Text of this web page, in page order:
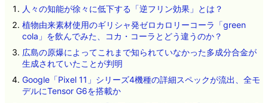
人々の知能が徐々に低下する「逆フリン効果」とは？
植物由来素材使用のギリシャ発ゼロカロリーコーラ「green
cola」を飲んでみた、コカ・コーラとどう違うのか？
広島の原爆によってこれまで知られていなかった多成分合金が
生成されていたことが判明
Google「Pixel 11」シリーズ4機種の詳細スペックが流出、全モ
デルにTensor G6を搭載か